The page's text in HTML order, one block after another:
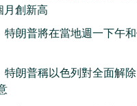
創新高
特朗普將在當地週一下午
特朗普稱以色列對全面解